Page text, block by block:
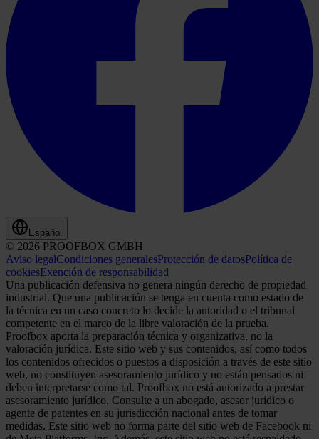
Español
© 2026 PROOFBOX GMBH
Aviso legalCondiciones generalesProtección de datosPolítica de
cookiesExención de responsabilidad
Una publicación defensiva no genera ningún derecho de propiedad
industrial. Que una publicación se tenga en cuenta como estado de
la técnica en un caso concreto lo decide la autoridad o el tribunal
competente en el marco de la libre valoración de la prueba.
Proofbox aporta la preparación técnica y organizativa, no la
valoración jurídica. Este sitio web y sus contenidos, así como todos
los contenidos ofrecidos o puestos a disposición a través de este sitio
web, no constituyen asesoramiento jurídico y no están pensados ni
deben interpretarse como tal. Proofbox no está autorizado a prestar
asesoramiento jurídico. Consulte a un abogado, asesor jurídico o
agente de patentes en su jurisdicción nacional antes de tomar
medidas. Este sitio web no forma parte del sitio web de Facebook ni